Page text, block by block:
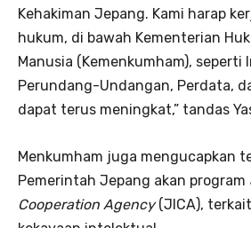
Kehakiman Jepang. Kami harap
hukum, di bawah Kementerian
Manusia (Kemenkumham), seperti
Perundang-Undangan, Perdata,
dapat terus meningkat,” tandas
Menkumham juga mengucapkan
Pemerintah Jepang akan program
Cooperation Agency(JICA),